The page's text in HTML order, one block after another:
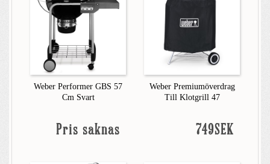
Weber Performer GBS 57
Cm Svart
Pris saknas
Weber Premiumöverdrag
Till Klotgrill 47
749SEK